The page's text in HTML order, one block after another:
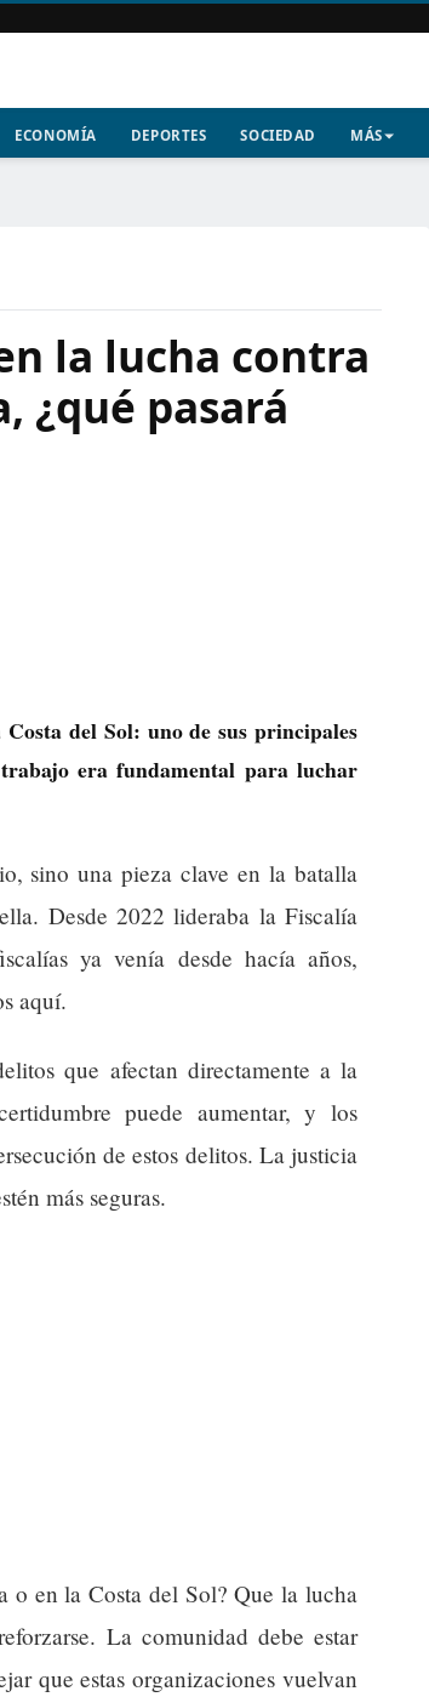
ECONOMÍA DEPORTES SOCIEDAD MÁS
la lucha contra
¿qué pasará
del Sol: uno de sus principales
era fundamental para luchar
sino una pieza clave en la batalla
Desde 2022 lideraba la Fiscalía
ya venía desde hacía años,
aquí.
que afectan directamente a la
puede aumentar, y los
de estos delitos. La justicia
más seguras.
o en la Costa del Sol? Que la lucha
La comunidad debe estar
que estas organizaciones vuelvan